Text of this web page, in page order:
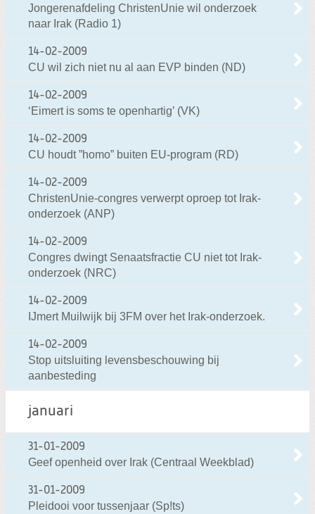
Jongerenafdeling ChristenUnie wil onderzoek
naar Irak (Radio 1)
14-02-2009
CU wil zich niet nu al aan EVP binden (ND)
14-02-2009
‘Eimert is soms te openhartig’ (VK)
14-02-2009
CU houdt ”homo” buiten EU-program (RD)
14-02-2009
ChristenUnie-congres verwerpt oproep tot Irak-
onderzoek (ANP)
14-02-2009
Congres dwingt Senaatsfractie CU niet tot Irak-
onderzoek (NRC)
14-02-2009
IJmert Muilwijk bij 3FM over het Irak-onderzoek.
14-02-2009
Stop uitsluiting levensbeschouwing bij
aanbesteding
januari
31-01-2009
Geef openheid over Irak (Centraal Weekblad)
31-01-2009
Pleidooi voor tussenjaar (Sp!ts)